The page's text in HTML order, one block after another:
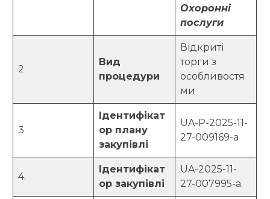
Охоронні
послуги
2
Вид
процедури
Відкриті
торги з
особливостя
ми
3
Ідентифікат
ор плану
закупівлі
UA-P-2025-11-
27-009169-a
4.
Ідентифікат
ор закупівлі
UA-2025-11-
27-007995-a